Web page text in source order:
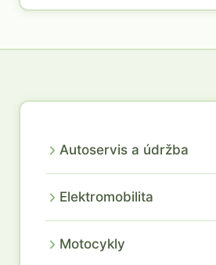
Autoservis a údržba
Elektromobilita
Motocykly